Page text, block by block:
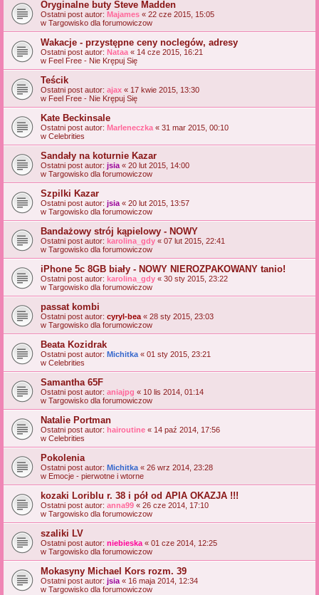
Oryginalne buty Steve Madden
Ostatni post autor: Majames « 22 cze 2015, 15:05
w Targowisko dla forumowiczow
Wakacje - przystępne ceny noclegów, adresy
Ostatni post autor: Nataa « 14 cze 2015, 16:21
w Feel Free - Nie Krępuj Się
Teścik
Ostatni post autor: ajax « 17 kwie 2015, 13:30
w Feel Free - Nie Krępuj Się
Kate Beckinsale
Ostatni post autor: Marleneczka « 31 mar 2015, 00:10
w Celebrities
Sandały na koturnie Kazar
Ostatni post autor: jsia « 20 lut 2015, 14:00
w Targowisko dla forumowiczow
Szpilki Kazar
Ostatni post autor: jsia « 20 lut 2015, 13:57
w Targowisko dla forumowiczow
Bandażowy strój kąpielowy - NOWY
Ostatni post autor: karolina_gdy « 07 lut 2015, 22:41
w Targowisko dla forumowiczow
iPhone 5c 8GB biały - NOWY NIEROZPAKOWANY tanio!
Ostatni post autor: karolina_gdy « 30 sty 2015, 23:22
w Targowisko dla forumowiczow
passat kombi
Ostatni post autor: cyryl-bea « 28 sty 2015, 23:03
w Targowisko dla forumowiczow
Beata Kozidrak
Ostatni post autor: Michitka « 01 sty 2015, 23:21
w Celebrities
Samantha 65F
Ostatni post autor: aniajpg « 10 lis 2014, 01:14
w Targowisko dla forumowiczow
Natalie Portman
Ostatni post autor: hairoutine « 14 paź 2014, 17:56
w Celebrities
Pokolenia
Ostatni post autor: Michitka « 26 wrz 2014, 23:28
w Emocje - pierwotne i wtorne
kozaki Loriblu r. 38 i pół od APIA OKAZJA !!!
Ostatni post autor: anna99 « 26 cze 2014, 17:10
w Targowisko dla forumowiczow
szaliki LV
Ostatni post autor: niebieska « 01 cze 2014, 12:25
w Targowisko dla forumowiczow
Mokasyny Michael Kors rozm. 39
Ostatni post autor: jsia « 16 maja 2014, 12:34
w Targowisko dla forumowiczow